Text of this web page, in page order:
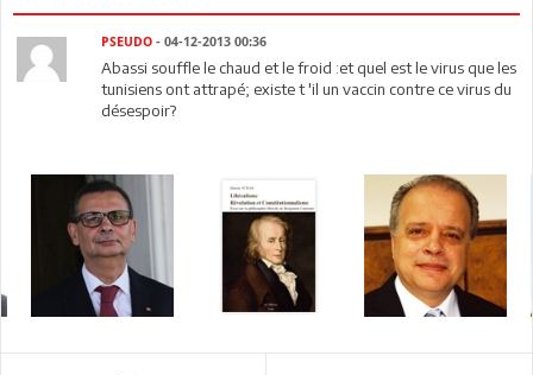
PSEUDO - 04-12-2013 00:36
Abassi souffle le chaud et le froid :et quel est le virus que les
tunisiens ont attrapé; existe t 'il un vaccin contre ce virus du
désespoir?